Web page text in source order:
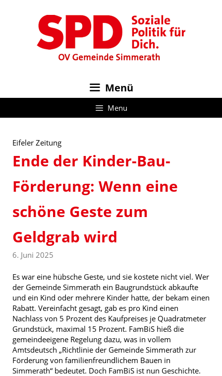
Menü
Menu
Eifeler Zeitung
Ende der Kinder-Bau-
Förderung: Wenn eine
schöne Geste zum
Geldgrab wird
6. Juni 2025
Es war eine hübsche Geste, und sie kostete nicht viel. Wer
der Gemeinde Simmerath ein Baugrundstück abkaufte
und ein Kind oder mehrere Kinder hatte, der bekam einen
Rabatt. Vereinfacht gesagt, gab es pro Kind einen
Nachlass von 5 Prozent des Kaufpreises je Quadratmeter
Grundstück, maximal 15 Prozent. FamBiS hieß die
gemeindeeigene Regelung dazu, was in vollem
Amtsdeutsch „Richtlinie der Gemeinde Simmerath zur
Förderung von familienfreundlichem Bauen in
Simmerath“ bedeutet. Doch FamBiS ist nun Geschichte.